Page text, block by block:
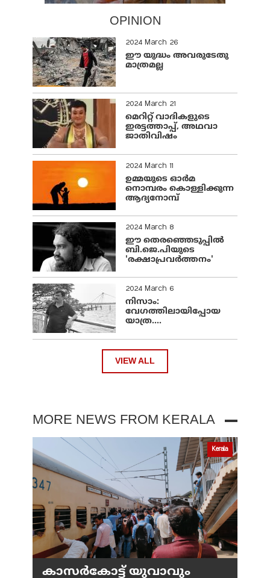
OPINION
2024 March 26
ഈ യുദ്ധം അവരുടേതു
മാത്രമല്ല
2024 March 21
മെറിറ്റ് വാദികളുടെ
ഇരട്ടത്താപ്പ്, അഥവാ
ജാതിവിഷം
2024 March 11
ഉമ്മയുടെ ഓർമ
നൊമ്പരം കൊള്ളിക്കുന്ന
ആദ്യനോമ്പ്
2024 March 8
ഈ തെരഞ്ഞെടുപ്പില്‍
ബി.ജെ.പിയുടെ
'രക്ഷാപ്രവര്‍ത്തനം'
2024 March 6
നിസാം:
വേഗത്തിലായിപ്പോയ
യാത്ര....
VIEW ALL
MORE NEWS FROM KERALA
Kerala
കാസർകോട്ട് യുവാവും